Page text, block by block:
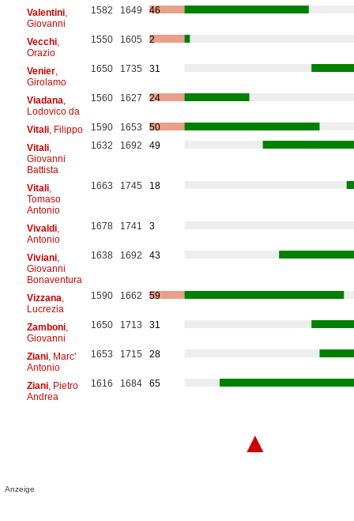
Valentini,
Giovanni
1582 1649 46
Vecchi,
Orazio
1550 1605 2
Venier,
Girolamo
1650 1735 31
Viadana
Lodovico da
1560 1627 24
Vitali, Filippo 1590 1653
50
Vitali,
Giovanni
Battista
1632 1692 49
Vitali,
Tomaso
Antonio
1663 1745 18
Vivaldi,
Antonio
1678 1741 3
Viviani,
Giovanni
Bonaventura
1638 1692 43
Vizzana
Lucrezia
1590 1662 59
Zamboni,
Giovanni
1650 1713 31
Ziani, Marc'
Antonio
1653 1715 28
Ziani, Pietro
Andrea
1616 1684 65
▲
Anzeige